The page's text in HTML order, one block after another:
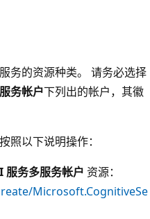
务的资源种类。 请务必选择
务帐户下列出的帐户，其徽
照以下说明操作：
服务多服务帐户 资源：
Microsoft.CognitiveSe